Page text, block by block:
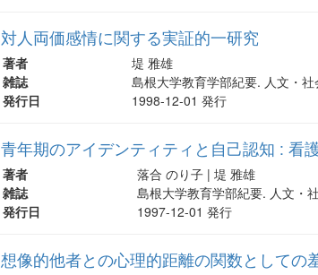
対人両価感情に関する実証的一研究
著者
堤 雅雄
雑誌
島根大学教育学部紀要. 人文・
発行日
1998-12-01 発行
青年期のアイデンティティと自己認知 : 看
著者
落合 のり子 | 堤 雅雄
雑誌
島根大学教育学部紀要. 人文・
発行日
1997-12-01 発行
想像的他者との心理的距離の関数としての